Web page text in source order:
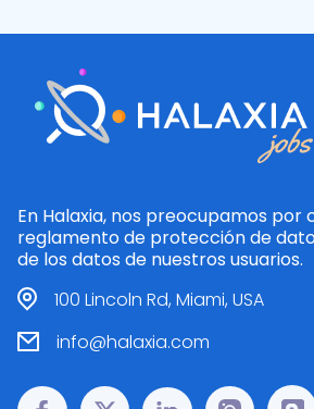
En Halaxia, nos preocupamos por
reglamento de protección de
de los datos de nuestros usuarios.
100 Lincoln Rd, Miami, USA
info@halaxia.com